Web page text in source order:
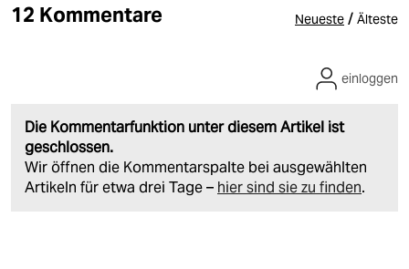
12 Kommentare Neueste / Älteste
Die Kommentarfunktion unter diesem Artikel ist
geschlossen.
Wir öffnen die Kommentarspalte bei ausgewählten
Artikeln für etwa drei Tage – hier sind sie zu finden.
einloggen